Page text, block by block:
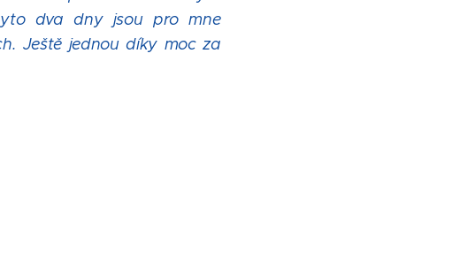
dva dny jsou pro mne
Ještě jednou díky moc za